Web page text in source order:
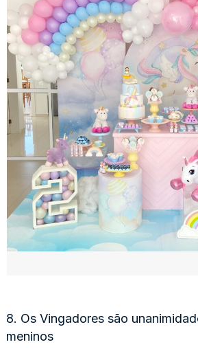
8. Os Vingadores são
meninos